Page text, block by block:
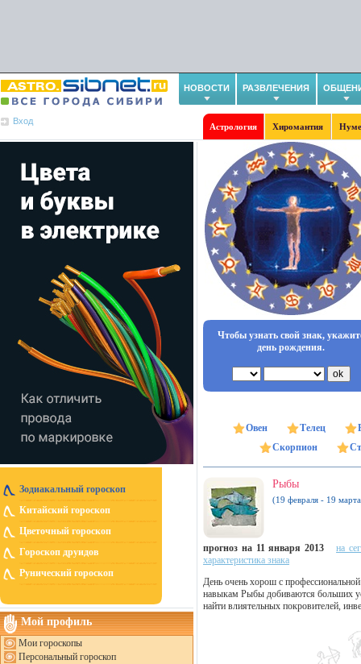
НОВОСТИ РАЗВЛЕЧЕНИЯ
Вход
Астрология Хиромантия
Зодиакальный гороскоп
Китайский гороскоп
Цветочный гороскоп
Гороскоп друидов
Рунический гороскоп
Мой профиль
Мои гороскопы
Персональный гороскоп
Чтобы узнать свой знак,
день рождения.
Овен Телец
Скорпион
Рыбы
(19 февраля - 19
прогноз на 11 января 2013
на
характеристика знака
День очень хорош с
навыкам Рыбы добиваются больших
найти влиятельных покровителей,